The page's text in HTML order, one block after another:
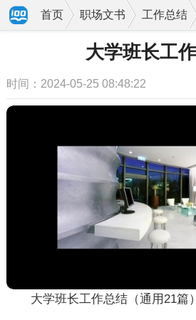
首页 职场文书 工作总结
大学班长工
时间：2024-05-25 08:48:22
大学班长工作总结（通用21篇）